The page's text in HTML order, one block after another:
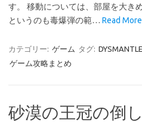
す。 移動については、部屋を大き
というのも毒爆弾の範… Read
カテゴリー: ゲーム タグ:
ゲーム攻略まとめ
砂漠の王冠の倒